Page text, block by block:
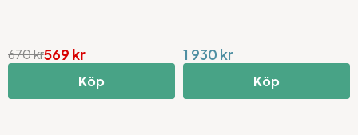
569 kr
670 kr
Köp
1 930 kr
Köp